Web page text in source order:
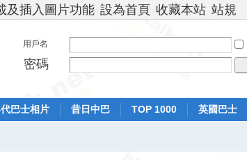
及插入圖片功能 設為首頁 收藏本站 站規
用戶名
密碼
巴士相片 昔日中巴 TOP 1000
英國巴士